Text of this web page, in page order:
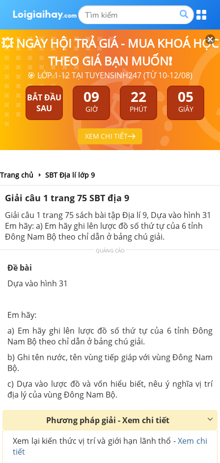
💥 NGÀY HỘI TRẢ GIÁ - MUA KHOÁ HỌC
THEO GIÁ BẠN MUỐN❗
🎯 LỚP 1-12 TẠI TUYENSINH247 (TỪ 10-12/08)
BẮT ĐẦU
SAU
09
GIỜ
22
PHÚT
05
GIÂY
XEM CHI TIẾT
Trang chủ SBT Địa lí lớp 9
Giải câu 1 trang 75 SBT địa 9
Giải câu 1 trang 75 sách bài tập Địa lí 9, Dựa vào hình 31
Em hãy: a) Em hãy ghi lên lược đồ số thứ tự của 6 tỉnh
Đông Nam Bộ theo chỉ dẫn ở bảng chú giải.
QUẢNG CÁO
Đề bài
Dựa vào hình 31
Em hãy:
a) Em hãy ghi lên lược đồ số thứ tự của 6 tỉnh Đông
Nam Bộ theo chỉ dẫn ở bảng chú giải.
b) Ghi tên nước, tên vùng tiếp giáp với vùng Đông Nam
Bộ.
c) Dựa vào lược đồ và vốn hiểu biết, nêu ý nghĩa vị trí
địa lý của vùng Đông Nam Bộ.
Phương pháp giải - Xem chi tiết
Xem lại kiến thức vị trí và giới hạn lãnh thổ -Xem chi
tiết